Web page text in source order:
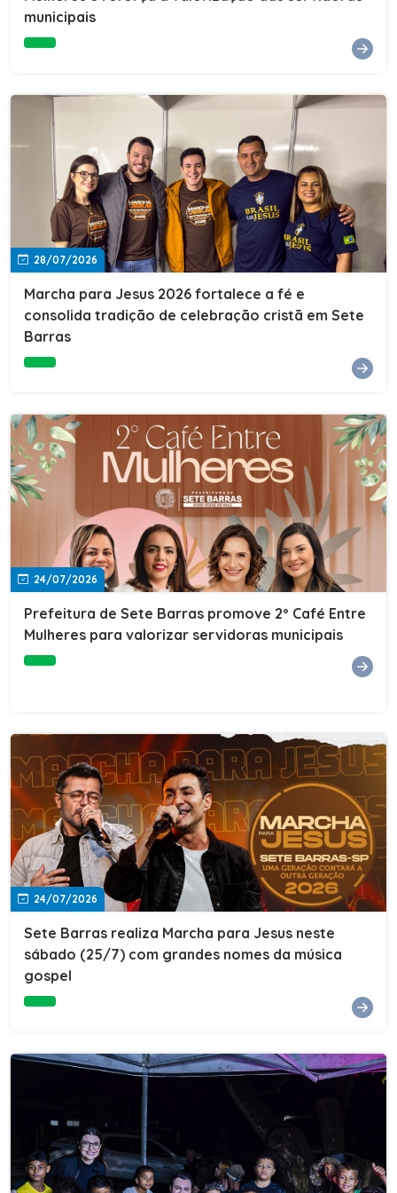
Cultura, Esporte e Lazer, Paulo Thomas, prestigiou os
compromisso da nossa gestão com a inclusão,
oferecendo a jovens e adultos a oportunidade de
concluir seus estudos e construir um futuro melhor.
Cada certificado entregue simboliza esforço,
determinação e a certeza de que investir em educação
é investir no desenvolvimento de Sete Barras."A
Prefeitura de Sete Barras também agradeceu ao SESI,
parceiro fundamental na retomada e ampliação da
Educação de Jovens e Adultos, aos professores, à
equipe da Secretaria Municipal de Educação e a todos
os profissionais que contribuíram para que esse
importante projeto voltasse a transformar a vida de
municipais
28/07/2026
Marcha para Jesus 2026 fortalece a fé e
consolida tradição de celebração cristã em Sete
Barras
24/07/2026
Prefeitura de Sete Barras promove 2º Café Entre
Mulheres para valorizar servidoras municipais
24/07/2026
Sete Barras realiza Marcha para Jesus neste
sábado (25/7) com grandes nomes da música
gospel